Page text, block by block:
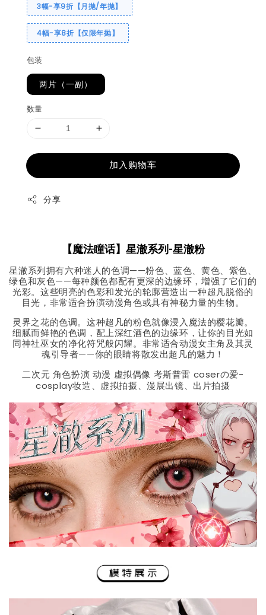
3幅-享9折【月抛/年抛】
4幅-享8折【仅限年抛】
包装
两片（一副）
数量
加入购物车
分享
【魔法瞳话】星澈系列-星澈粉
星澈系列拥有六种迷人的色调——粉色、蓝色、黄色、紫色、
绿色和灰色——每种颜色都配有更深的边缘环，增强了它们的
光彩。这些明亮的色彩和发光的轮廓营造出一种超凡脱俗的
目光，非常适合扮演动漫角色或具有神秘力量的生物。
灵界之花的色调。这种超凡的粉色就像浸入魔法的樱花瓣。
细腻而鲜艳的色调，配上深红酒色的边缘环，让你的目光如
同神社巫女的净化符咒般闪耀。非常适合动漫女主角及其灵
魂引导者——你的眼睛将散发出超凡的魅力！
二次元 角色扮演 动漫 虚拟偶像 考斯普雷 coserの爱-
cosplay妆造、虚拟拍摄、漫展出镜、出片拍摄